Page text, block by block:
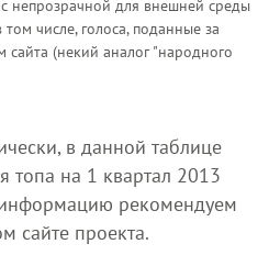
с непрозрачной для внешней среды
числе, голоса, поданные за
(некий аналог "народного
в данной таблице
топа на 1 квартал 2013
рекомендуем
сайте проекта.